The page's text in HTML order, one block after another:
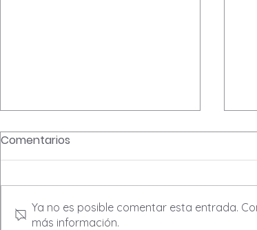
Comentarios
Ya no es posible comentar esta entrada.
más información.